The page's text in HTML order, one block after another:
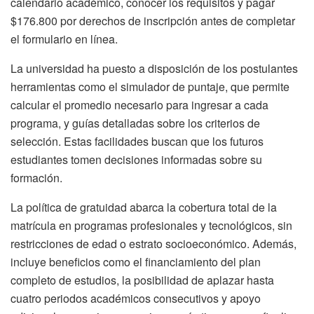
$176.800 por derechos de inscripción antes de completar
el formulario en línea.
La universidad ha puesto a disposición de los postulantes
herramientas como el simulador de puntaje, que permite
calcular el promedio necesario para ingresar a cada
programa, y guías detalladas sobre los criterios de
selección. Estas facilidades buscan que los futuros
estudiantes tomen decisiones informadas sobre su
formación.
La política de gratuidad abarca la cobertura total de la
matrícula en programas profesionales y tecnológicos, sin
restricciones de edad o estrato socioeconómico. Además,
incluye beneficios como el financiamiento del plan
completo de estudios, la posibilidad de aplazar hasta
cuatro periodos académicos consecutivos y apoyo